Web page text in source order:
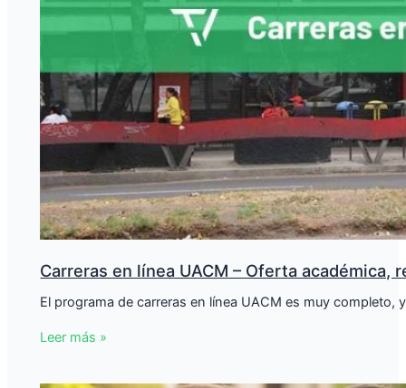
Carreras en línea UACM – Oferta académica,
El programa de carreras en línea UACM es muy
Leer más »